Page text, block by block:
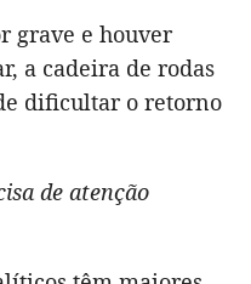
grave e houver
a cadeira de rodas
dificultar o retorno
de atenção